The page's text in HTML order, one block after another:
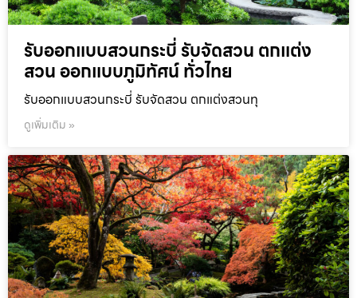
รับออกแบบสวนกระบี่ รับจัดสวน ตกแต่ง
สวน ออกแบบภูมิทัศน์ ทั่วไทย
รับออกแบบสวนกระบี่ รับจัดสวน ตกแต่งสวนทุ
ดูเพิ่มเติม »